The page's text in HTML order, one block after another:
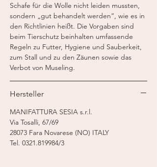
Schafe für die Wolle nicht leiden mussten,
sondern „gut behandelt werden“, wie es in
den Richtlinien heißt. Die Vorgaben sind
beim Tierschutz beinhalten umfassende
Regeln zu Futter, Hygiene und Sauberkeit,
zum Stall und zu den Zäunen sowie das
Verbot von Museling.
Hersteller
MANIFATTURA SESIA s.r.l.
Via Tosalli, 67/69
28073 Fara Novarese (NO) ITALY
Tel. 0321.819984/3